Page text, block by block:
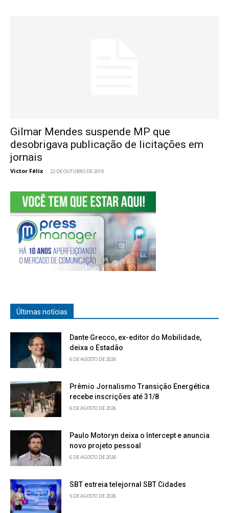
Gilmar Mendes suspende MP que
desobrigava publicação de licitações em
jornais
Victor Félix - 22 DE OUTUBRO DE 2019
Últimas notícias
Dante Grecco, ex-editor do Mobilidade,
deixa o Estadão
6 DE AGOSTO DE 2026
Prêmio Jornalismo Transição Energética
recebe inscrições até 31/8
6 DE AGOSTO DE 2026
Paulo Motoryn deixa o Intercept e anuncia
novo projeto pessoal
6 DE AGOSTO DE 2026
SBT estreia telejornal SBT Cidades
5 DE AGOSTO DE 2026